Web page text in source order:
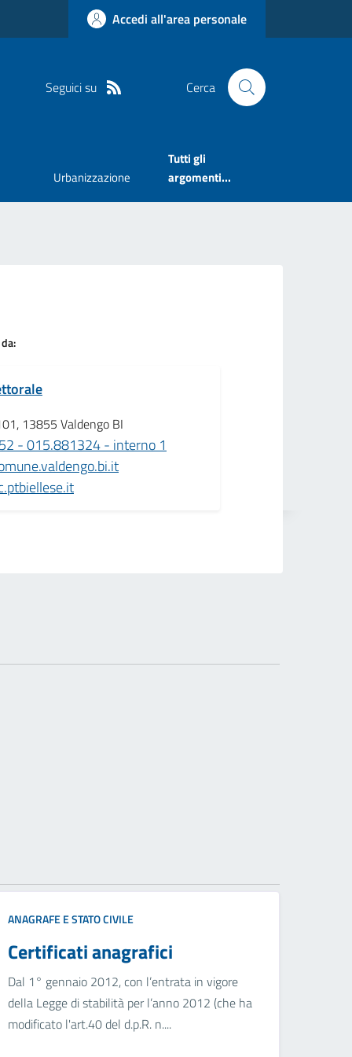
Accedi all'area personale
Seguici su Cerca
Urbanizzazione
Tutti gli
argomenti...
13855 Valdengo BI
- 015.881324 - interno 1
ANAGRAFE E STATO CIVILE
Certificati anagrafici
Dal 1° gennaio 2012, con l’entrata in vigore
della Legge di stabilità per l’anno 2012 (che ha
modificato l'art.40 del d.p.R. n....